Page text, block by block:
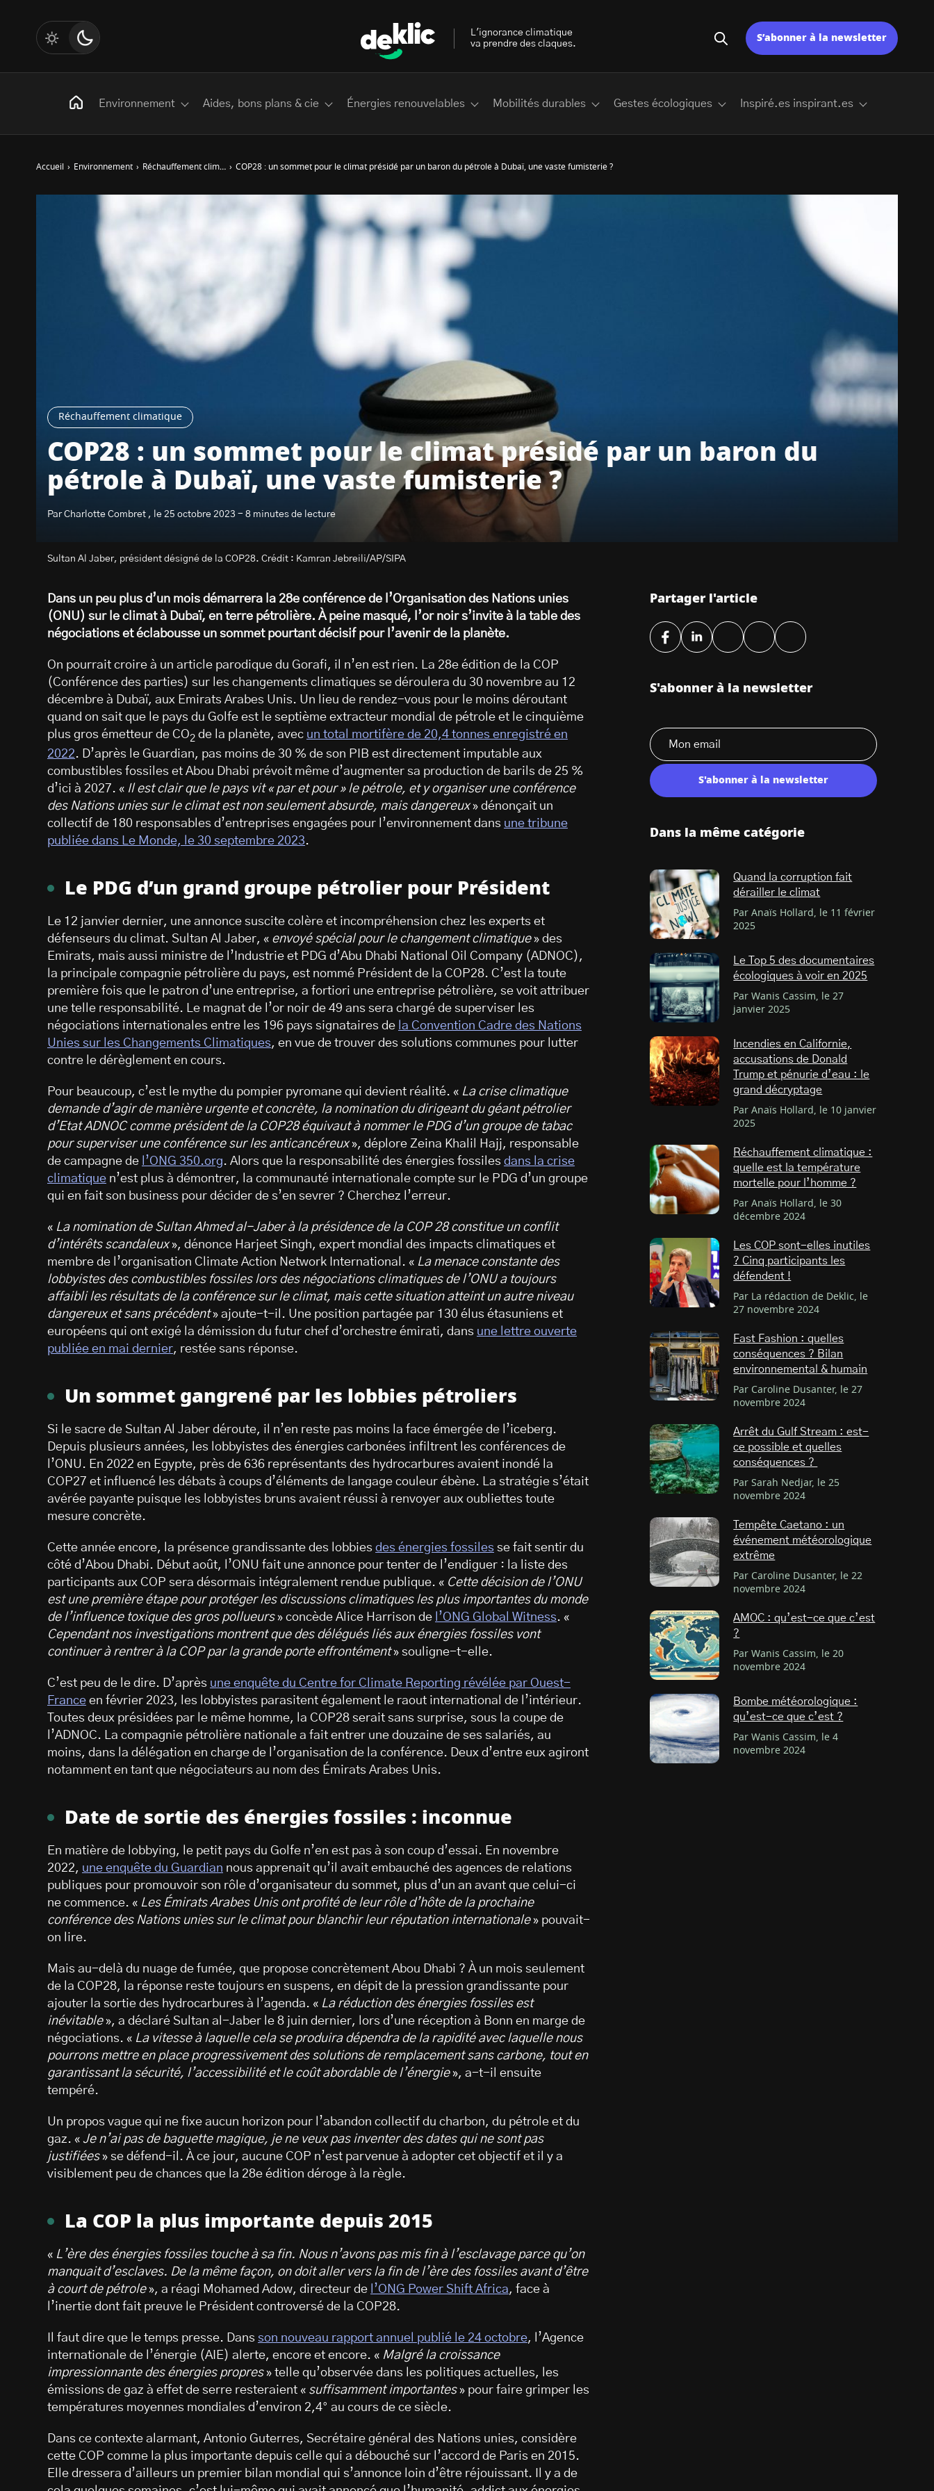
Réchauffement climatique
COP28 : un sommet pour le climat présidé par un baron du
pétrole à Dubaï, une vaste fumisterie ?
Par Charlotte Combret , le 25 octobre 2023 - 8 minutes de lecture
Sultan Al Jaber, président désigné de la COP28. Crédit : Kamran Jebreili/AP/SIPA
Accueil › Environnement › Réchauffement climatique › COP28 : un sommet pour le climat présidé par un baron du pétrole à Dubaï, une vaste fumisterie ?
Dans un peu plus d’un mois démarrera la 28e conférence de l’Organisation des Nations unies
(ONU) sur le climat à Dubaï, en terre pétrolière. À peine masqué, l’or noir s’invite à la table des
négociations et éclabousse un sommet pourtant décisif pour l’avenir de la planète.
On pourrait croire à un article parodique du Gorafi, il n’en est rien. La 28e édition de la COP
(Conférence des parties) sur les changements climatiques se déroulera du 30 novembre au 12
décembre à Dubaï, aux Emirats Arabes Unis. Un lieu de rendez-vous pour le moins déroutant
quand on sait que le pays du Golfe est le septième extracteur mondial de pétrole et le cinquième
plus gros émetteur de CO2 de la planète, avec un total mortifère de 20,4 tonnes enregistré en
2022. D’après le Guardian, pas moins de 30 % de son PIB est directement imputable aux
combustibles fossiles et Abou Dhabi prévoit même d’augmenter sa production de barils de 25 %
d’ici à 2027. « Il est clair que le pays vit « par et pour » le pétrole, et y organiser une conférence
des Nations unies sur le climat est non seulement absurde, mais dangereux» dénonçait un
collectif de 180 responsables d’entreprises engagées pour l’environnement dans une tribune
publiée dans Le Monde, le 30 septembre 2023.
Le PDG d’un grand groupe pétrolier pour Président
Le 12 janvier dernier, une annonce suscite colère et incompréhension chez les experts et
défenseurs du climat. Sultan Al Jaber, « envoyé spécial pour le changement climatique» des
Emirats, mais aussi ministre de l’Industrie et PDG d’Abu Dhabi National Oil Company (ADNOC),
la principale compagnie pétrolière du pays, est nommé Président de la COP28. C’est la toute
première fois que le patron d’une entreprise, a fortiori une entreprise pétrolière, se voit attribuer
une telle responsabilité. Le magnat de l’or noir de 49 ans sera chargé de superviser les
négociations internationales entre les 196 pays signataires de la Convention Cadre des Nations
Unies sur les Changements Climatiques, en vue de trouver des solutions communes pour lutter
contre le dérèglement en cours.
Pour beaucoup, c’est le mythe du pompier pyromane qui devient réalité. « La crise climatique
demande d’agir de manière urgente et concrète, la nomination du dirigeant du géant pétrolier
d’Etat ADNOC comme président de la COP28 équivaut à nommer le PDG d’un groupe de tabac
pour superviser une conférence sur les anticancéreux», déplore Zeina Khalil Hajj, responsable
de campagne de
l’ONG 350.org. Alors que la responsabilité des énergies fossiles dans la crise
climatique n’est plus à démontrer, la communauté internationale compte sur le PDG d’un groupe
qui en fait son business pour décider de s’en sevrer ? Cherchez l’erreur.
« La nomination de Sultan Ahmed al-Jaber à la présidence de la COP 28 constitue un conflit
d’intérêts scandaleux», dénonce Harjeet Singh, expert mondial des impacts climatiques et
membre de l’organisation Climate Action Network International. « La menace constante des
lobbyistes des combustibles fossiles lors des négociations climatiques de l’ONU a toujours
affaibli les résultats de la conférence sur le climat, mais cette situation atteint un autre niveau
dangereux et sans précédent» ajoute-t-il. Une position partagée par 130 élus étasuniens et
européens qui ont exigé la démission du futur chef d’orchestre émirati, dans une lettre ouverte
publiée en mai dernier, restée sans réponse.
Un sommet gangrené par les lobbies pétroliers
Si le sacre de Sultan Al Jaber déroute, il n’en reste pas moins la face émergée de l’iceberg.
Depuis plusieurs années, les lobbyistes des énergies carbonées infiltrent les conférences de
l’ONU. En 2022 en Egypte, près de 636 représentants des hydrocarbures avaient inondé la
COP27 et influencé les débats à coups d’éléments de langage couleur ébène. La stratégie s’était
avérée payante puisque les lobbyistes bruns avaient réussi à renvoyer aux oubliettes toute
mesure concrète.
Cette année encore, la présence grandissante des lobbies des énergies fossiles se fait sentir du
côté d’Abou Dhabi. Début août, l’ONU fait une annonce pour tenter de l’endiguer : la liste des
participants aux COP sera désormais intégralement rendue publique. « Cette décision de l’ONU
est une première étape pour protéger les discussions climatiques les plus importantes du monde
de l’influence toxique des gros pollueurs» concède Alice Harrison de l’ONG Global Witness. «
Cependant nos investigations montrent que des délégués liés aux énergies fossiles vont
continuer à rentrer à la COP par la grande porte effrontément» souligne-t-elle.
C’est peu de le dire. D’après une enquête du Centre for Climate Reporting révélée par Ouest-
France en février 2023, les lobbyistes parasitent également le raout international de l’intérieur.
Toutes deux présidées par le même homme, la COP28 serait sans surprise, sous la coupe de
l’ADNOC. La compagnie pétrolière nationale a fait entrer une douzaine de ses salariés, au
moins, dans la délégation en charge de l’organisation de la conférence. Deux d’entre eux agiront
notamment en tant que négociateurs au nom des Émirats Arabes Unis.
Date de sortie des énergies fossiles : inconnue
En matière de lobbying, le petit pays du Golfe n’en est pas à son coup d’essai. En novembre
2022, une enquête du Guardian nous apprenait qu’il avait embauché des agences de relations
publiques pour promouvoir son rôle d’organisateur du sommet, plus d’un an avant que celui-ci
ne commence. « Les Émirats Arabes Unis ont profité de leur rôle d’hôte de la prochaine
conférence des Nations unies sur le climat pour blanchir leur réputation internationale» pouvait-
on lire.
Mais au-delà du nuage de fumée, que propose concrètement Abou Dhabi ? À un mois seulement
de la COP28, la réponse reste toujours en suspens, en dépit de la pression grandissante pour
ajouter la sortie des hydrocarbures à l’agenda. « La réduction des énergies fossiles est
inévitable», a déclaré Sultan al-Jaber le 8 juin dernier, lors d’une réception à Bonn en marge de
négociations. « La vitesse à laquelle cela se produira dépendra de la rapidité avec laquelle nous
pourrons mettre en place progressivement des solutions de remplacement sans carbone, tout en
garantissant la sécurité, l’accessibilité et le coût abordable de l’énergie», a-t-il ensuite
tempéré.
Un propos vague qui ne fixe aucun horizon pour l’abandon collectif du charbon, du pétrole et du
gaz. « Je n’ai pas de baguette magique, je ne veux pas inventer des dates qui ne sont pas
justifiées» se défend-il. À ce jour, aucune COP n’est parvenue à adopter cet objectif et il y a
visiblement peu de chances que la 28e édition déroge à la règle.
La COP la plus importante depuis 2015
« L’ère des énergies fossiles touche à sa fin. Nous n’avons pas mis fin à l’esclavage parce qu’on
manquait d’esclaves. De la même façon, on doit aller vers la fin de l’ère des fossiles avant d’être
à court de pétrole», a réagi Mohamed Adow, directeur de l’ONG Power Shift Africa, face à
l’inertie dont fait preuve le Président controversé de la COP28.
Il faut dire que le temps presse. Dans son nouveau rapport annuel publié le 24 octobre, l’Agence
internationale de l’énergie (AIE) alerte, encore et encore. « Malgré la croissance
impressionnante des énergies propres» telle qu’observée dans les politiques actuelles, les
émissions de gaz à effet de serre resteraient « suffisamment importantes» pour faire grimper les
températures moyennes mondiales d’environ 2,4° au cours de ce siècle.
Dans ce contexte alarmant, Antonio Guterres, Secrétaire général des Nations unies, considère
cette COP comme la plus importante depuis celle qui a débouché sur l’accord de Paris en 2015.
Elle dressera d’ailleurs un premier bilan mondial qui s’annonce loin d’être réjouissant. Il y a de
Partager l'article
S'abonner à la newsletter
S'abonner à la newsletter
Dans la même catégorie
Quand la corruption fait
dérailler le climat
Par Anaïs Hollard, le 11 février
2025
Le Top 5 des documentaires
écologiques à voir en 2025
Par Wanis Cassim, le 27
janvier 2025
Incendies en Californie,
accusations de Donald
Trump et pénurie d’eau : le
grand décryptage
Par Anaïs Hollard, le 10 janvier
2025
Réchauffement climatique :
quelle est la température
mortelle pour l’homme ?
Par Anaïs Hollard, le 30
décembre 2024
Les COP sont-elles inutiles
? Cinq participants les
défendent !
Par La rédaction de Deklic, le
27 novembre 2024
Fast Fashion : quelles
conséquences ? Bilan
environnemental & humain
Par Caroline Dusanter, le 27
novembre 2024
Arrêt du Gulf Stream : est-
ce possible et quelles
conséquences ?
Par Sarah Nedjar, le 25
novembre 2024
Tempête Caetano : un
événement météorologique
extrême
Par Caroline Dusanter, le 22
novembre 2024
AMOC : qu’est-ce que c’est
?
Par Wanis Cassim, le 20
novembre 2024
Bombe météorologique :
qu’est-ce que c’est ?
Par Wanis Cassim, le 4
novembre 2024
L'ignorance climatique
va prendre des claques.
S’abonner à la newsletter
Environnement Aides, bons plans & cie Énergies renouvelables Mobilités durables Gestes écologiques Inspiré.es inspirant.es
Les mots clés les plus recherchés sur Deklic
Transition Écologique